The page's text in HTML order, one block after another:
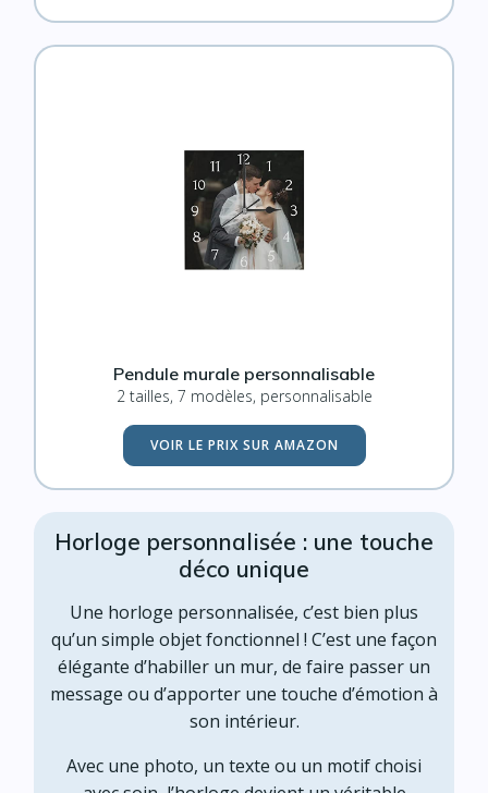
Pendule murale personnalisable
2 tailles, 7 modèles, personnalisable
VOIR LE PRIX SUR AMAZON
Horloge personnalisée : une touche
déco unique
Une horloge personnalisée, c’est bien plus
qu’un simple objet fonctionnel ! C’est une façon
élégante d’habiller un mur, de faire passer un
message ou d’apporter une touche d’émotion à
son intérieur.
Avec une photo, un texte ou un motif choisi